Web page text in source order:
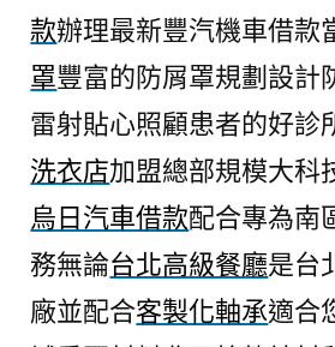
款辦理最新豐汽機車借款
罩豐富的防屑罩規劃設計
雷射貼心照顧患者的好診
洗衣店加盟總部規模大科
烏日汽車借款配合專為南
務無論台北高級餐廳是台
廠並配合客製化軸承適合